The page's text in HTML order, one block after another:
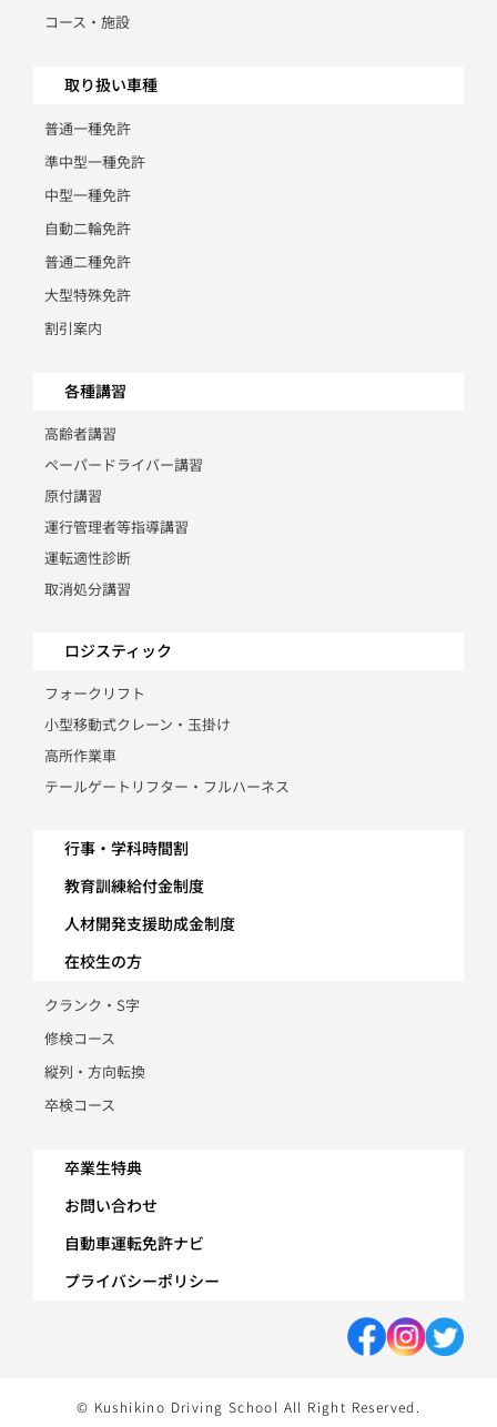
コース・施設
取り扱い車種
普通一種免許
準中型一種免許
中型一種免許
自動二輪免許
普通二種免許
大型特殊免許
割引案内
各種講習
高齢者講習
ペーパードライバー講習
原付講習
運行管理者等指導講習
運転適性診断
取消処分講習
ロジスティック
フォークリフト
小型移動式クレーン・玉掛け
高所作業車
テールゲートリフター・フルハーネス
行事・学科時間割
教育訓練給付金制度
人材開発支援助成金制度
在校生の方
クランク・S字
修検コース
縦列・方向転換
卒検コース
卒業生特典
お問い合わせ
自動車運転免許ナビ
プライバシーポリシー
© Kushikino Driving School All Right Reserved.